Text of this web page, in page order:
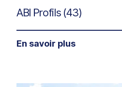
ABI Profils (43)
En savoir plus